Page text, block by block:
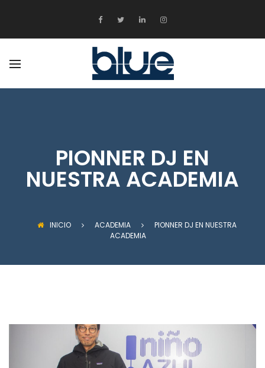
PIONNER DJ EN
NUESTRA ACADEMIA
INICIO ACADEMIA
PIONNER DJ EN NUESTRA
ACADEMIA